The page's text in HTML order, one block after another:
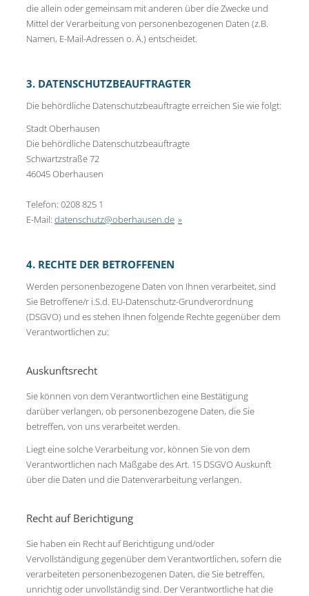
die allein oder gemeinsam mit anderen über die Zwecke und
Mittel der Verarbeitung von personenbezogenen Daten (z.B.
Namen, E-Mail-Adressen o. Ä.) entscheidet.
3. DATENSCHUTZBEAUFTRAGTER
Die behördliche Datenschutzbeauftragte erreichen Sie wie folgt:
Stadt Oberhausen
Die behördliche Datenschutzbeauftragte
Schwartzstraße 72
46045 Oberhausen
Telefon: 0208 825 1
E-Mail: datenschutz@oberhausen.de
4. RECHTE DER BETROFFENEN
Werden personenbezogene Daten von Ihnen verarbeitet, sind
Sie Betroffene/r i.S.d. EU-Datenschutz-Grundverordnung
(DSGVO) und es stehen Ihnen folgende Rechte gegenüber dem
Verantwortlichen zu:
Auskunftsrecht
Sie können von dem Verantwortlichen eine Bestätigung
darüber verlangen, ob personenbezogene Daten, die Sie
betreffen, von uns verarbeitet werden.
Liegt eine solche Verarbeitung vor, können Sie von dem
Verantwortlichen nach Maßgabe des Art. 15 DSGVO Auskunft
über die Daten und die Datenverarbeitung verlangen.
Recht auf Berichtigung
Sie haben ein Recht auf Berichtigung und/oder
Vervollständigung gegenüber dem Verantwortlichen, sofern die
verarbeiteten personenbezogenen Daten, die Sie betreffen,
unrichtig oder unvollständig sind. Der Verantwortliche hat die